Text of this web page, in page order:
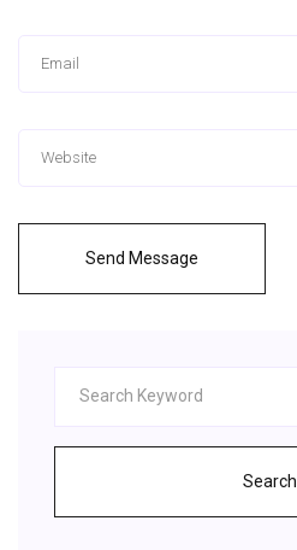
Send Message
Search